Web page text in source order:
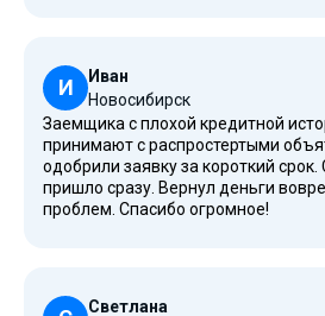
И
Иван
Новосибирск
Заемщика с плохой кредитной
принимают с распростертыми
одобрили заявку за короткий
пришло сразу. Вернул деньги
проблем. Спасибо огромное!
Светлана